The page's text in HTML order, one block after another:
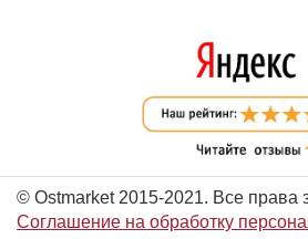
© Ostmarket 2015-2021. Все
Соглашение на обработку